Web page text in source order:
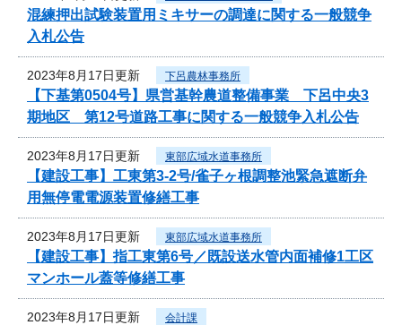
混練押出試験装置用ミキサーの調達に関する一般競争
入札公告
2023年8月17日更新 下呂農林事務所
【下基第0504号】県営基幹農道整備事業 下呂中央3
期地区 第12号道路工事に関する一般競争入札公告
2023年8月17日更新 東部広域水道事務所
【建設工事】工東第3-2号/雀子ヶ根調整池緊急遮断弁
用無停電電源装置修繕工事
2023年8月17日更新 東部広域水道事務所
【建設工事】指工東第6号／既設送水管内面補修1工区
マンホール蓋等修繕工事
2023年8月17日更新 会計課